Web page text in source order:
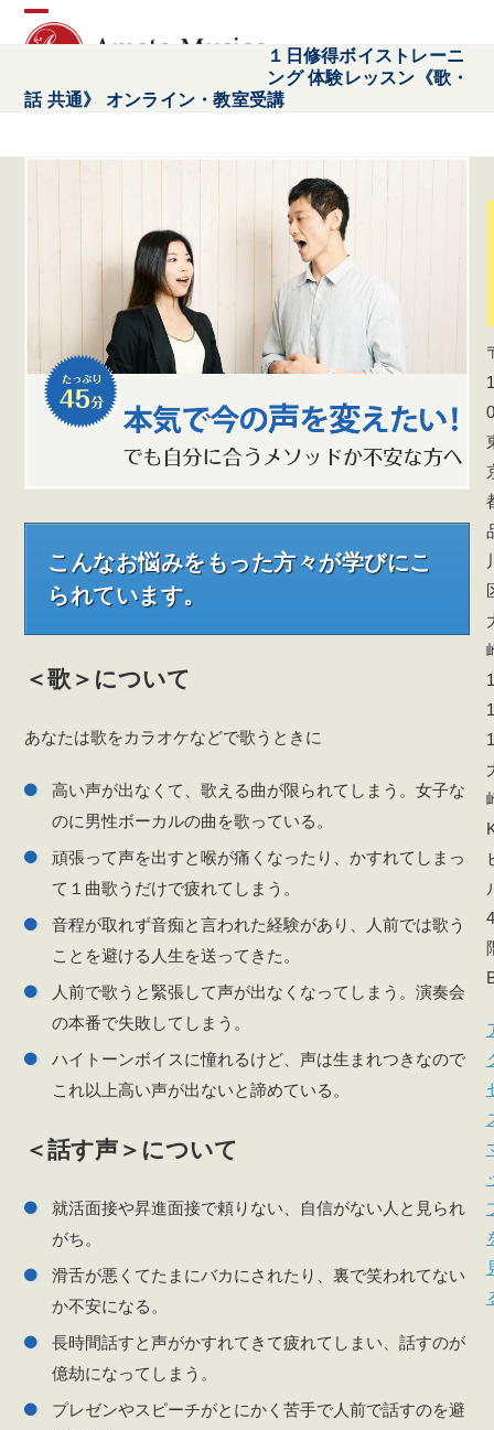
Open
mobile
Close
mobile
１日修得ボイストレーニ
ング 体験レッスン《歌・
話 共通》 オンライン・教室受講
こんなお悩みをもった方々が学びにこ
られています。
＜歌＞について
あなたは歌をカラオケなどで歌うときに
高い声が出なくて、歌える曲が限られてしまう。女子な
のに男性ボーカルの曲を歌っている。
頑張って声を出すと喉が痛くなったり、かすれてしまっ
て１曲歌うだけで疲れてしまう。
音程が取れず音痴と言われた経験があり、人前では歌う
ことを避ける人生を送ってきた。
人前で歌うと緊張して声が出なくなってしまう。演奏会
の本番で失敗してしまう。
ハイトーンボイスに憧れるけど、声は生まれつきなので
これ以上高い声が出ないと諦めている。
＜話す声＞について
就活面接や昇進面接で頼りない、自信がない人と見られ
がち。
滑舌が悪くてたまにバカにされたり、裏で笑われてない
か不安になる。
長時間話すと声がかすれてきて疲れてしまい、話すのが
億劫になってしまう。
プレゼンやスピーチがとにかく苦手で人前で話すのを避
4